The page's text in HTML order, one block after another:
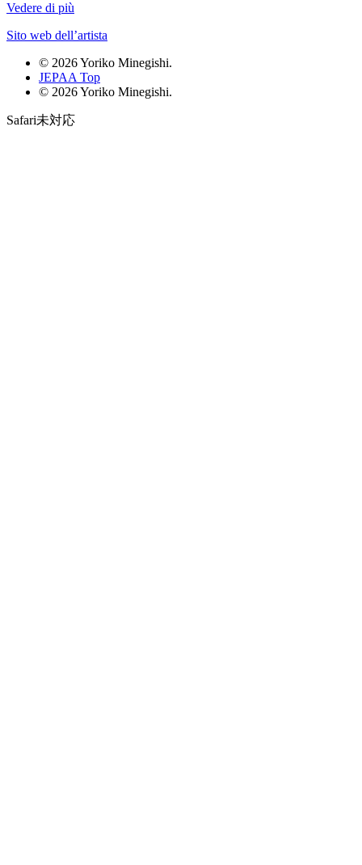
Vedere di più
Sito web dell’artista
© 2026 Yoriko Minegishi.
JEPAA Top
© 2026 Yoriko Minegishi.
Safari未対応